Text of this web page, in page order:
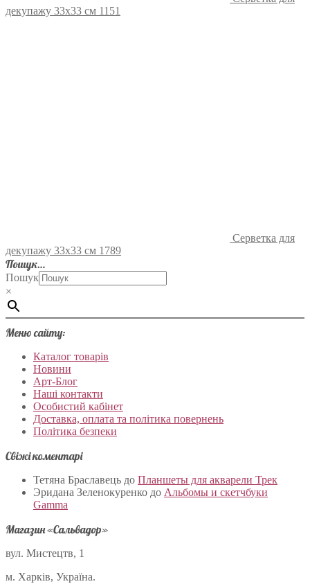
декупажу 33х33 см 1151
Серветка для
декупажу 33х33 см 1789
Пошук…
Пошук
×
Меню сайту:
Каталог товарів
Новини
Арт-Блог
Наші контакти
Особистий кабінет
Доставка, оплата та політика повернень
Політика безпеки
Свіжі коментарі
Тетяна Браславець до Планшеты для акварели Трек
Эридана Зеленокуренко до Альбомы и скетчбуки
Gamma
Магазин «Сальвадор»
вул. Мистецтв, 1
м. Харків, Україна.